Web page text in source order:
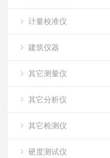
计量校准仪
建筑仪器
其它测量仪
其它分析仪
其它检测仪
硬度测试仪